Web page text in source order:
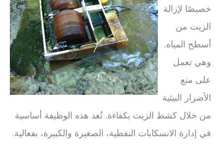
خصيصًا لإزالة
الزيت من
أسطح المياه.
وهي تعمل
على منع
الأضرار البيئية
من خلال كشط الزيت بكفاءة. تُعد هذه الوظيفة أساسية
في إدارة الانسكابات النفطية، الصغيرة والكبيرة، بفعالية.